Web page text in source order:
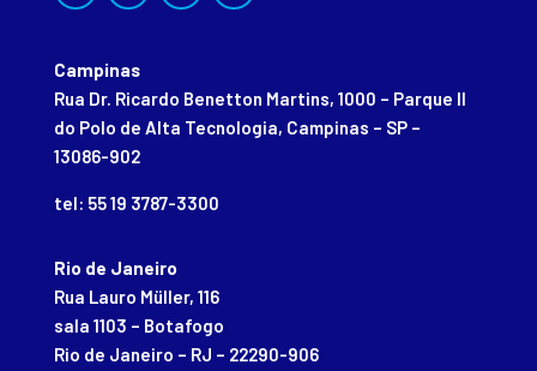
Campinas
Rua Dr. Ricardo Benetton Martins, 1000 – Parque II
do Polo de Alta Tecnologia, Campinas – SP –
13086-902
tel: 55 19 3787-3300
Rio de Janeiro
Rua Lauro Müller, 116
sala 1103 – Botafogo
Rio de Janeiro – RJ – 22290-906